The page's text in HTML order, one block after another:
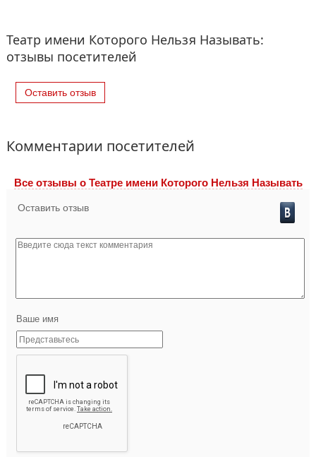
Театр имени Которого Нельзя Называть:
отзывы посетителей
Оставить отзыв
Комментарии посетителей
Все отзывы o Театре имени Которого Нельзя Называть
Оставить отзыв
Ваше имя